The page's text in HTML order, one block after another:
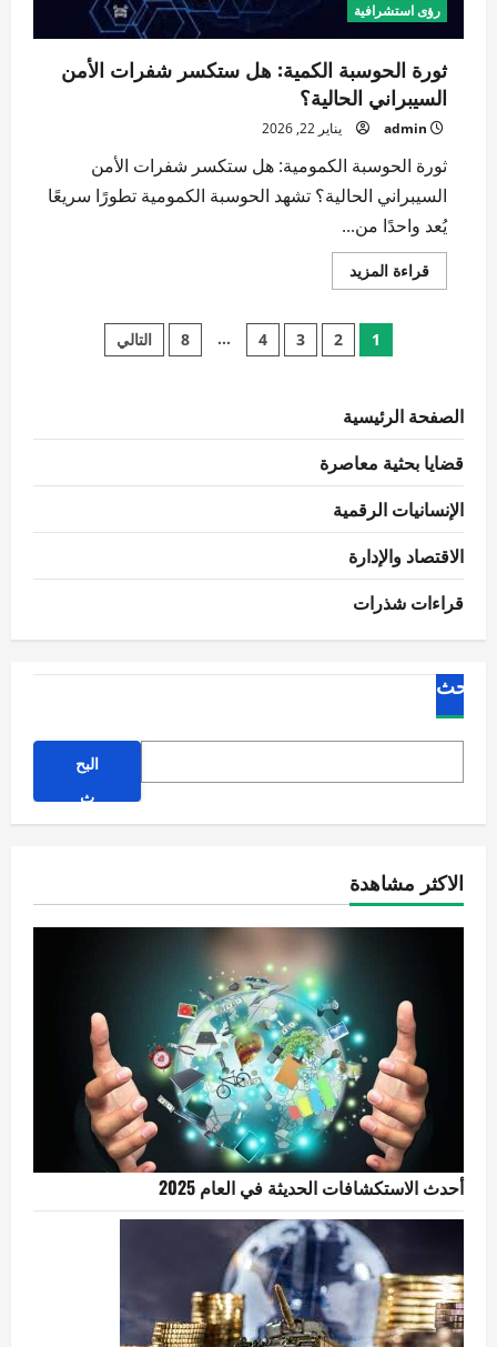
رؤى استشرافية
ثورة الحوسبة الكمية: هل ستكسر شفرات الأمن
السيبراني الحالية؟
admin يناير 22, 2026
ثورة الحوسبة الكمومية: هل ستكسر شفرات الأمن
السيبراني الحالية؟ تشهد الحوسبة الكمومية تطورًا سريعًا
يُعد واحدًا من...
قراءة المزيداقرأ
المزيد
الحوسبة
الكمية:
هل
الأمن
السيبراني
الحالية؟
تعدد
المقالات
1
2
3
4
…
8 التالي
الصفحة الرئيسية
قضايا بحثية معاصرة
الإنسانيات الرقمية
الاقتصاد والإدارة
قراءات شذرات
البحث
البح
ث
الاكثر مشاهدة
أحدث الاستكشافات الحديثة في العام 2025